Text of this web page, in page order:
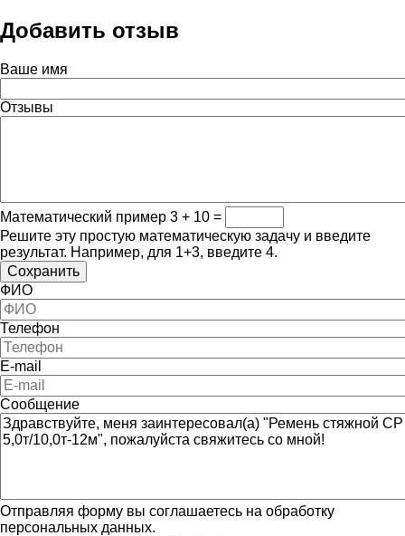
Добавить отзыв
Ваше имя
Отзывы
Математический пример 3 + 10 =
Решите эту простую математическую задачу и введите
результат. Например, для 1+3, введите 4.
ФИО
Телефон
E-mail
Сообщение
Отправляя форму вы соглашаетесь на обработку
персональных данных.